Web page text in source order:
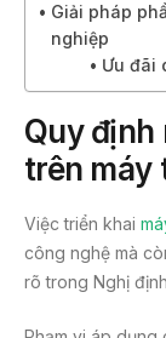
Giải pháp
nghiệp
Ưu đãi
Quy định
trên máy
Việc triển khai
công nghệ mà
rõ trong Nghị